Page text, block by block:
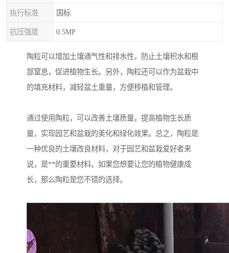
执行标准 国标
抗压强度 0.5MP
陶粒可以增加土壤通气性和排水性，防止土壤积水和根
部窒息，促进植物生长。另外，陶粒还可以作为盆栽中
的填充材料，减轻盆土重量，方便移植和管理。
通过使用陶粒，可以改善土壤质量，提高植物生长质
量，实现园艺和盆栽的美化和绿化效果。总之，陶粒是
一种优良的土壤改良材料，对于园艺和盆栽爱好者来
说，是**的重要材料。如果您想要让您的植物健康成
长，那么陶粒是您不错的选择。